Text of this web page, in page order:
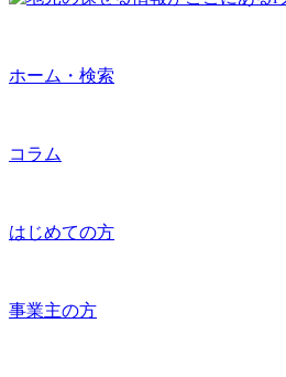
ホーム・検索
コラム
はじめての方
事業主の方